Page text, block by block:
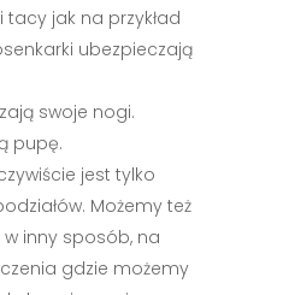
tacy jak na przykład
ubezpieczają
swoje nogi.
pupę.
jest tylko
Możemy też
inny sposób, na
gdzie możemy